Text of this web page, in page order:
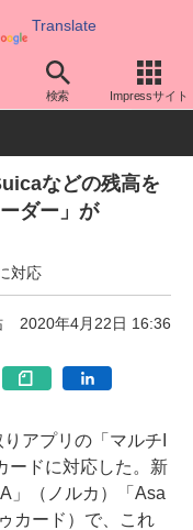
Translate
検索 Impressサイト
アプリ・サービス
などの残高を
ダー」が
対応
2020年4月22日 16:36
アプリの「マルチI
ードに対応した。新
」（ノルカ）「Asa
カード）で、これ